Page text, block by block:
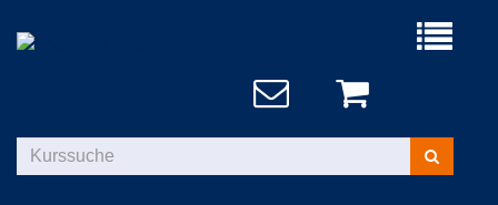
Menü
Kurse
suchen